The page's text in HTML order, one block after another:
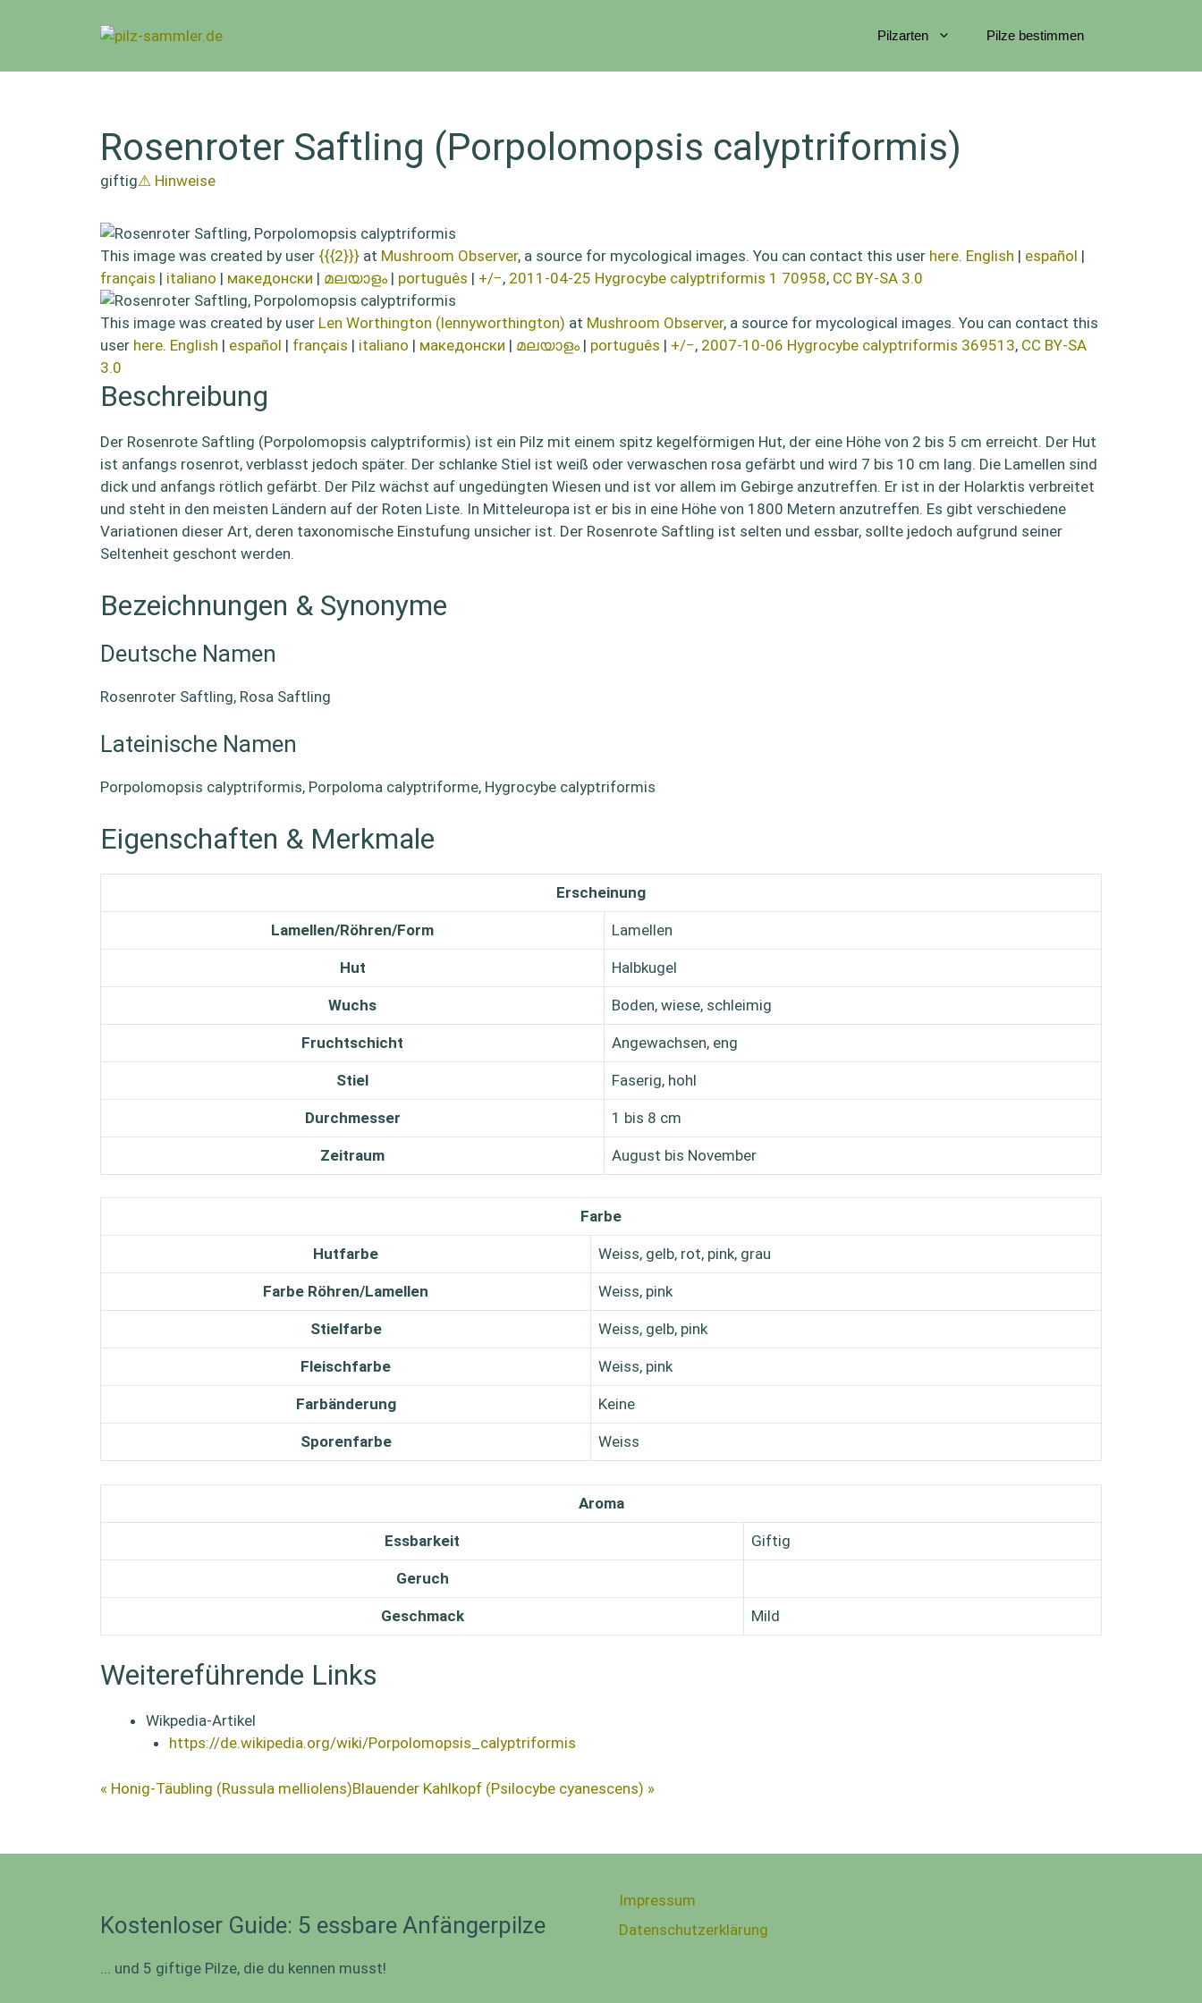
Pilzarten Pilze bestimmen
Rosenroter Saftling (Porpolomopsis calyptriformis)
giftig⚠ Hinweise
This image was created by user {{{2}}} at Mushroom Observer, a source for mycological images. You can contact this user here. English | español |
français | italiano | македонски | മലയാളം | português | +/−, 2011-04-25 Hygrocybe calyptriformis 1 70958, CC BY-SA 3.0
This image was created by user Len Worthington (lennyworthington) at Mushroom Observer, a source for mycological images. You can contact this
user here. English | español | français | italiano | македонски | മലയാളം | português | +/−, 2007-10-06 Hygrocybe calyptriformis 369513, CC BY-SA
3.0
Beschreibung
Der Rosenrote Saftling (Porpolomopsis calyptriformis) ist ein Pilz mit einem spitz kegelförmigen Hut, der eine Höhe von 2 bis 5 cm erreicht. Der Hut
ist anfangs rosenrot, verblasst jedoch später. Der schlanke Stiel ist weiß oder verwaschen rosa gefärbt und wird 7 bis 10 cm lang. Die Lamellen sind
dick und anfangs rötlich gefärbt. Der Pilz wächst auf ungedüngten Wiesen und ist vor allem im Gebirge anzutreffen. Er ist in der Holarktis verbreitet
und steht in den meisten Ländern auf der Roten Liste. In Mitteleuropa ist er bis in eine Höhe von 1800 Metern anzutreffen. Es gibt verschiedene
Variationen dieser Art, deren taxonomische Einstufung unsicher ist. Der Rosenrote Saftling ist selten und essbar, sollte jedoch aufgrund seiner
Seltenheit geschont werden.
Bezeichnungen & Synonyme
Deutsche Namen
Rosenroter Saftling, Rosa Saftling
Lateinische Namen
Porpolomopsis calyptriformis, Porpoloma calyptriforme, Hygrocybe calyptriformis
Eigenschaften & Merkmale
Erscheinung
Lamellen/Röhren/Form Lamellen
Hut Halbkugel
Wuchs Boden, wiese, schleimig
Fruchtschicht Angewachsen, eng
Stiel Faserig, hohl
Durchmesser 1 bis 8 cm
Zeitraum August bis November
Farbe
Hutfarbe Weiss, gelb, rot, pink, grau
Farbe Röhren/Lamellen Weiss, pink
Stielfarbe Weiss, gelb, pink
Fleischfarbe Weiss, pink
Farbänderung Keine
Sporenfarbe Weiss
Aroma
Essbarkeit Giftig
Geruch
Geschmack Mild
Weitereführende Links
Wikpedia-Artikel
https://de.wikipedia.org/wiki/Porpolomopsis_calyptriformis
« Honig-Täubling (Russula melliolens)Blauender Kahlkopf (Psilocybe cyanescens) »
Kostenloser Guide: 5 essbare Anfängerpilze
... und 5 giftige Pilze, die du kennen musst!
Impressum
Datenschutzerklärung